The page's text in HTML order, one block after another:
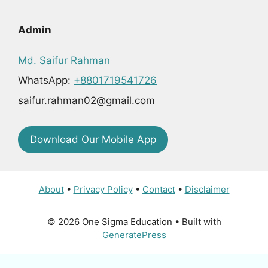
Admin
Md. Saifur Rahman
WhatsApp: +8801719541726
saifur.rahman02@gmail.com
Download Our Mobile App
About• Privacy Policy• Contact• Disclaimer
© 2026 One Sigma Education • Built with
GeneratePress